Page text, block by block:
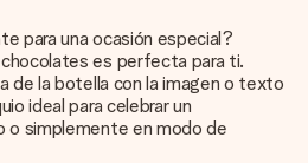
para una ocasión especial?
es perfecta para ti.
de la botella con la imagen o texto
ideal para celebrar un
o simplemente en modo de